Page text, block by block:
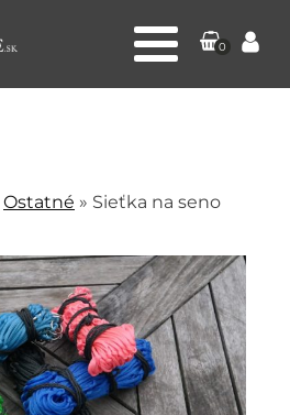
0
Ostatné » Sieťka na seno